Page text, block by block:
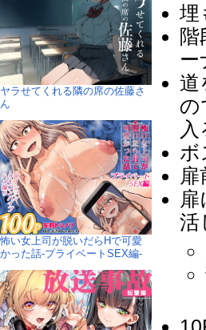
埋
階
ー
道
の
入
ボ
活
ヤラせてくれる隣の席の佐藤さ
ん
怖い女上司が脱いだらHで可愛
かった話-プライベートSEX編-